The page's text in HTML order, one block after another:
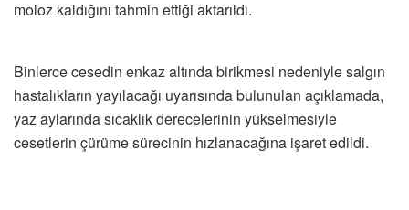
moloz kaldığını tahmin ettiği aktarıldı.
Binlerce cesedin enkaz altında birikmesi nedeniyle salgın
hastalıkların yayılacağı uyarısında bulunulan açıklamada,
yaz aylarında sıcaklık derecelerinin yükselmesiyle
cesetlerin çürüme sürecinin hızlanacağına işaret edildi.